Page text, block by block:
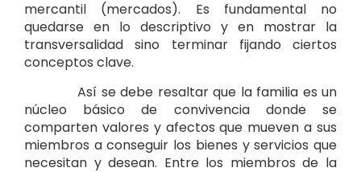
mercantil (mercados). Es fundamental no
quedarse en lo descriptivo y en mostrar la
transversalidad sino terminar fijando ciertos
conceptos clave.
Así se debe resaltar que la familia es un
núcleo básico de convivencia donde se
comparten valores y afectos que mueven a sus
miembros a conseguir los bienes y servicios que
necesitan y desean. Entre los miembros de la